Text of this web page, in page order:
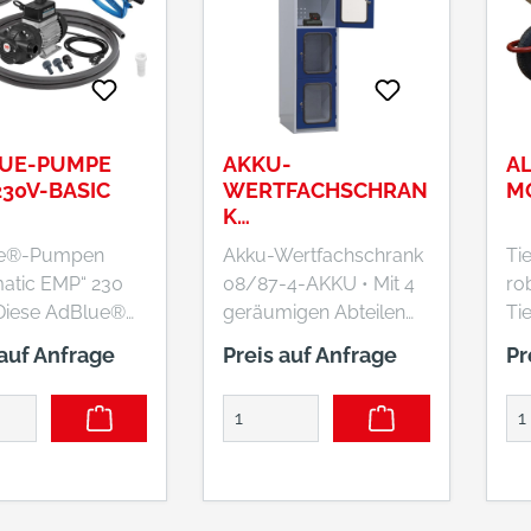
PUMPE
BASIC
Pumpen
EMP“ 230
Sets sind
in
mit 200-
Anfrage
AKKU-
WERTFACHSCHRAN
K
1850X415X500/540
MM HXBXT
Akku-Wertfachschrank
08/87-4-AKKU • Mit 4
geräumigen Abteilen
480 x 385 x 445 (B x T x
H) mm • Jedes Fach mit
Industriesteckdose
IP54 230V/50Hz •
Preis auf Anfrage